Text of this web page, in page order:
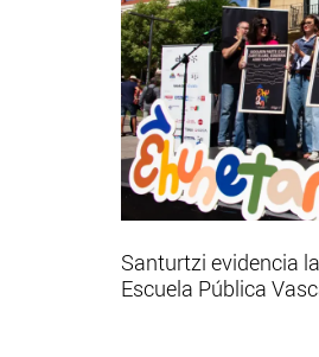
Santurtzi evidencia
Escuela Pública